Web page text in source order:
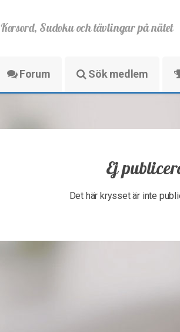
Korsord, Sudoku och tävlingar på nätet
Forum Sök medlem
Ej
Det här krysset är inte